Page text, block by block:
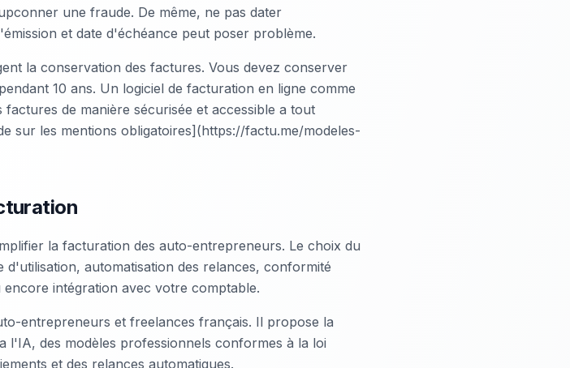
une fraude. De même, ne pas dater
et date d'échéance peut poser problème.
la conservation des factures. Vous devez conserver
10 ans. Un logiciel de facturation en ligne comme
de manière sécurisée et accessible a tout
sur les mentions obligatoires](https://factu.me/modeles-
la facturation des auto-entrepreneurs. Le choix du
d'utilisation, automatisation des relances, conformité
intégration avec votre comptable.
entrepreneurs et freelances français. Il propose la
l'IA, des modèles professionnels conformes à la loi
et des relances automatiques.